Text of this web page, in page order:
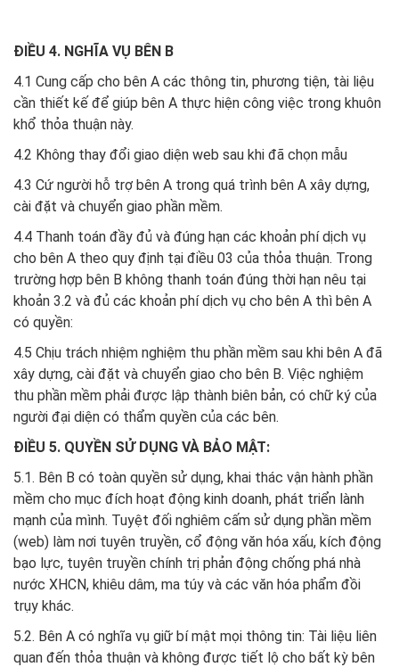
ĐIỀU 4. NGHĨA VỤ BÊN B
4.1 Cung cấp cho bên A các thông tin, phương tiện, tài liệu
cần thiết kế để giúp bên A thực hiện công việc trong khuôn
khổ thỏa thuận này.
4.2 Không thay đổi giao diện web sau khi đã chọn mẫu
4.3 Cứ người hỗ trợ bên A trong quá trình bên A xây dựng,
cài đặt và chuyển giao phần mềm.
4.4 Thanh toán đầy đủ và đúng hạn các khoản phí dịch vụ
cho bên A theo quy định tại điều 03 của thỏa thuận. Trong
trường hợp bên B không thanh toán đúng thời hạn nêu tại
khoản 3.2 và đủ các khoản phí dịch vụ cho bên A thì bên A
có quyền:
4.5 Chịu trách nhiệm nghiệm thu phần mềm sau khi bên A đã
xây dựng, cài đặt và chuyển giao cho bên B. Việc nghiệm
thu phần mềm phải được lập thành biên bản, có chữ ký của
người đại diện có thẩm quyền của các bên.
ĐIỀU 5. QUYỀN SỬ DỤNG VÀ BẢO MẬT:
5.1. Bên B có toàn quyền sử dụng, khai thác vận hành phần
mềm cho mục đích hoạt động kinh doanh, phát triển lành
mạnh của mình. Tuyệt đối nghiêm cấm sử dụng phần mềm
(web) làm nơi tuyên truyền, cổ động văn hóa xấu, kích động
bạo lực, tuyên truyền chính trị phản động chống phá nhà
nước XHCN, khiêu dâm, ma túy và các văn hóa phẩm đồi
trụy khác.
5.2. Bên A có nghĩa vụ giữ bí mật mọi thông tin: Tài liệu liên
quan đến thỏa thuận và không được tiết lộ cho bất kỳ bên